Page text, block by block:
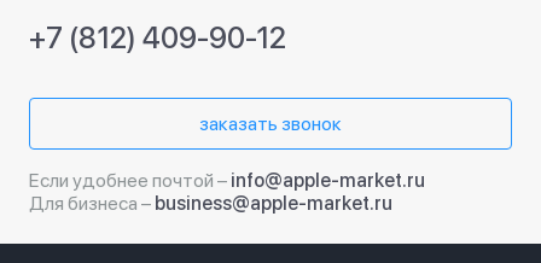
+7 (812) 409-90-12
заказать звонок
Если удобнее почтой – info@apple-market.ru
Для бизнеса – business@apple-market.ru